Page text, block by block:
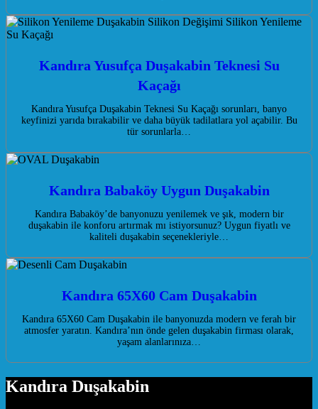
Kandıra Yusufça Duşakabin Teknesi Su
Kaçağı
Kandıra Yusufça Duşakabin Teknesi Su Kaçağı sorunları, banyo
keyfinizi yarıda bırakabilir ve daha büyük tadilatlara yol açabilir. Bu
tür sorunlarla…
Kandıra Babaköy Uygun Duşakabin
Kandıra Babaköy’de banyonuzu yenilemek ve şık, modern bir
duşakabin ile konforu artırmak mı istiyorsunuz? Uygun fiyatlı ve
kaliteli duşakabin seçenekleriyle…
Kandıra 65X60 Cam Duşakabin
Kandıra 65X60 Cam Duşakabin ile banyonuzda modern ve ferah bir
atmosfer yaratın. Kandıra’nın önde gelen duşakabin firması olarak,
yaşam alanlarınıza…
Kandıra Duşakabin